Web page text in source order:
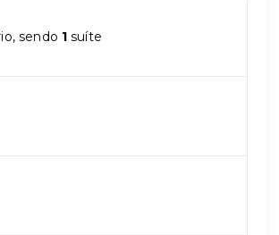
sendo 1 suíte